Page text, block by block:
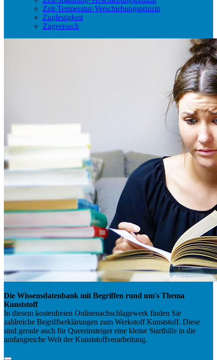
Zeit-Temperatur-Verschiebungsprinzip
Zugfestigkeit
Zugversuch
Die Wissensdatenbank mit Begriffen rund um's Thema
Kunststoff
In diesem kostenfreien Onlinenachschlagewerk finden Sie
zahlreiche Begriffserklärungen zum Werkstoff Kunststoff. Diese
sind gerade auch für Quereinsteiger eine kleine Starthilfe in die
umfangreiche Welt der Kunststoffverarbeitung.